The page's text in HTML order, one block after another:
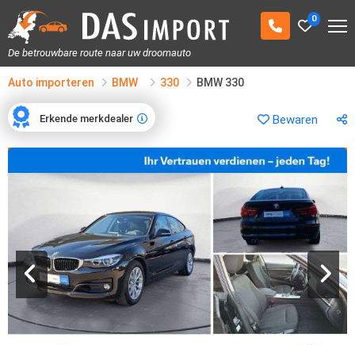
0
De betrouwbare route naar uw droomauto
Auto importeren BMW 330 BMW 330
Bewaren
Erkende merkdealer
Erkende merkdealer